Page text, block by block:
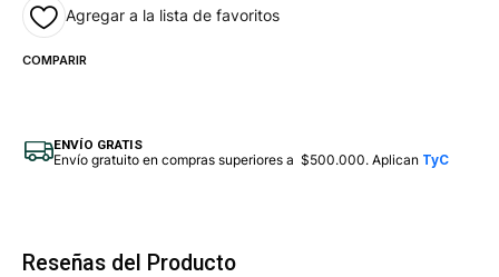
Agregar a la lista de favoritos
COMPARIR
ENVÍO GRATIS
Envío gratuito en compras superiores a $500.000. Aplican TyC
Reseñas del Producto